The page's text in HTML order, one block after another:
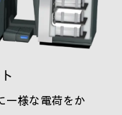
一様な電荷をか